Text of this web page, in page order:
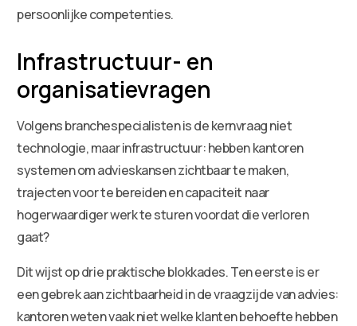
persoonlijke competenties.
Infrastructuur- en
organisatievragen
Volgens branchespecialisten is de kernvraag niet
technologie, maar infrastructuur: hebben kantoren
systemen om advieskansen zichtbaar te maken,
trajecten voor te bereiden en capaciteit naar
hogerwaardiger werk te sturen voordat die verloren
gaat?
Dit wijst op drie praktische blokkades. Ten eerste is er
een gebrek aan zichtbaarheid in de vraagzijde van advies:
kantoren weten vaak niet welke klanten behoefte hebben